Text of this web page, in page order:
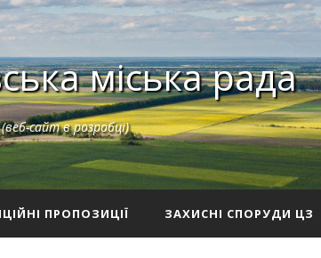
міська рада
(веб-сайт в розробці)
ПРОПОЗИЦІЇ ЗАХИСНІ СПОРУДИ ЦЗ